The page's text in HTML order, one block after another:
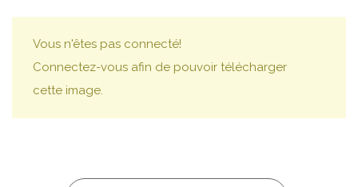
Vous n'êtes pas connecté!
Connectez-vous afin de pouvoir télécharger
cette image.